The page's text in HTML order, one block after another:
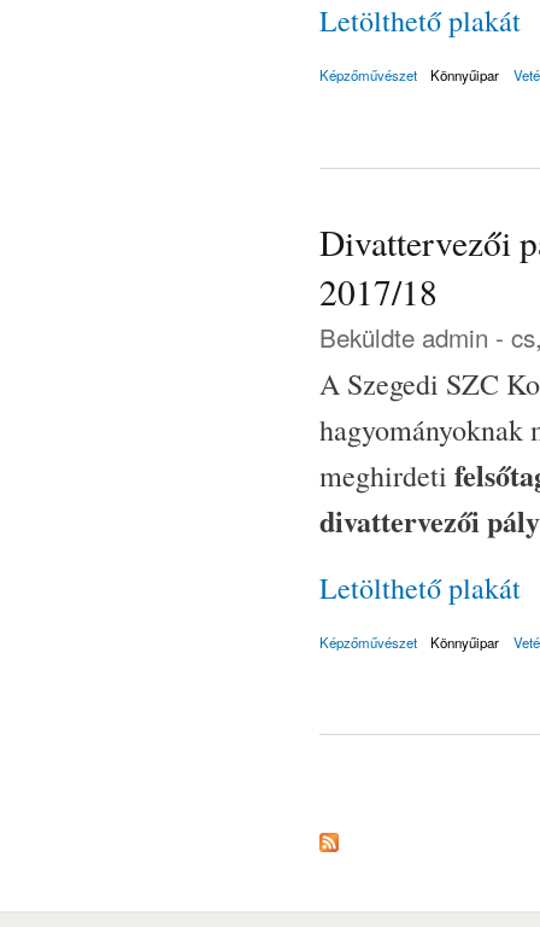
Letölthető plakát
Képzőművészet Könnyűipar
Divattervezői
2017/18
Beküldte admin -
A Szegedi SZC
hagyományoknak
meghirdeti
divattervezői
Letölthető plakát
Képzőművészet Könnyűipar